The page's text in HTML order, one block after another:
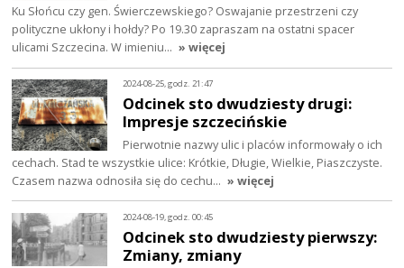
Ku Słońcu czy gen. Świerczewskiego? Oswajanie przestrzeni czy
polityczne ukłony i hołdy? Po 19.30 zapraszam na ostatni spacer
ulicami Szczecina. W imieniu… » więcej
2024-08-25, godz. 21:47
Odcinek sto dwudziesty drugi:
Impresje szczecińskie
Pierwotnie nazwy ulic i placów informowały o ich
cechach. Stad te wszystkie ulice: Krótkie, Długie, Wielkie, Piaszczyste.
Czasem nazwa odnosiła się do cechu… » więcej
2024-08-19, godz. 00:45
Odcinek sto dwudziesty pierwszy:
Zmiany, zmiany